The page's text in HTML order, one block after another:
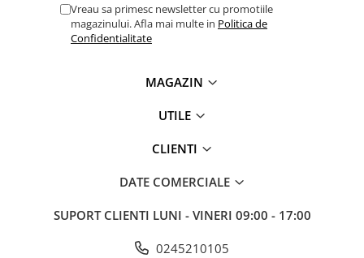
Baterii UPS
Vreau sa primesc newsletter cu promotiile
magazinului. Afla mai multe in Politica de
Confidentialitate
MAGAZIN
UTILE
CLIENTI
DATE COMERCIALE
SUPORT CLIENTI LUNI - VINERI 09:00 - 17:00
0245210105